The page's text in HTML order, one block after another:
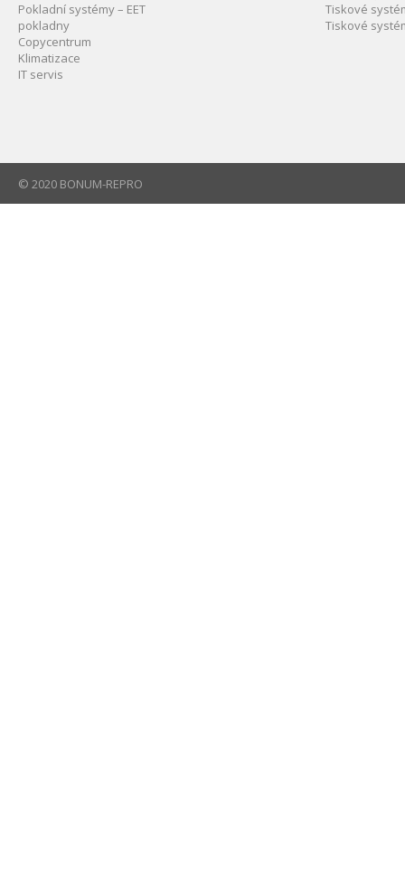
Pokladní systémy – EET
pokladny
Copycentrum
Klimatizace
IT servis
Tiskové
Tiskové
© 2020 BONUM-REPRO